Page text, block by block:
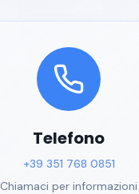
Telefono
+39 351 768 0851
Chiamaci per informazioni